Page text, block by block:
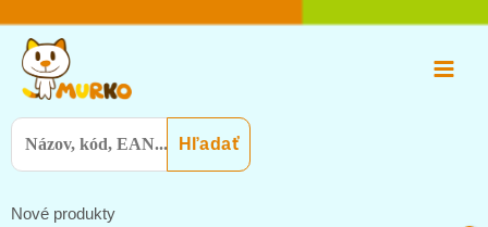
obsah
Main
Menu
Search
for:
Nové produkty